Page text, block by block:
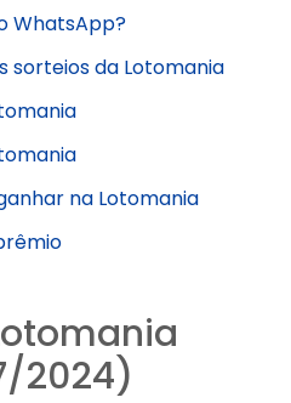
WhatsApp?
sorteios da Lotomania
na Lotomania
2024)